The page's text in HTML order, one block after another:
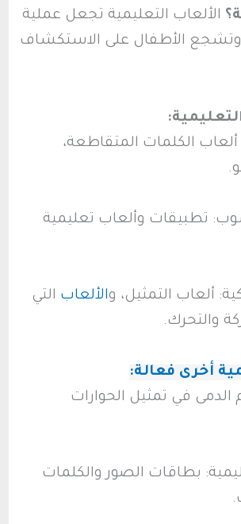
الألعاب التعليمية تجعل عملية
وتشجع الأطفال على الاستكشاف
الكلمات المتقاطعة،
تطبيقات وألعاب تعليمية
ألعاب التمثيل، والألعاب التي
والتحرك.
أخرى فعالة:
الدمى في تمثيل الحوارات
بطاقات الصور والكلمات